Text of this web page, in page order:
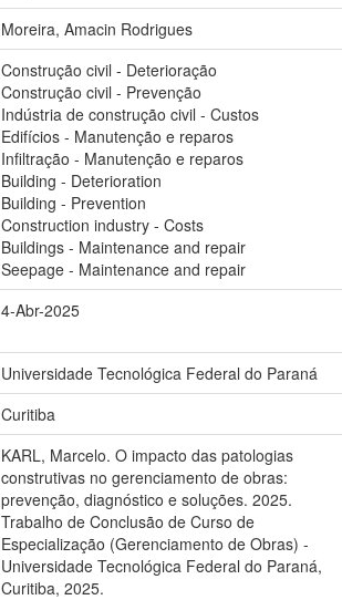
Moreira, Amacin Rodrigues
Construção civil - Deterioração
Construção civil - Prevenção
Indústria de construção civil - Custos
Edifícios - Manutenção e reparos
Infiltração - Manutenção e reparos
Building - Deterioration
Building - Prevention
Construction industry - Costs
Buildings - Maintenance and repair
Seepage - Maintenance and repair
4-Abr-2025
Universidade Tecnológica Federal do Paraná
Curitiba
KARL, Marcelo. O impacto das patologias
construtivas no gerenciamento de obras:
prevenção, diagnóstico e soluções. 2025.
Trabalho de Conclusão de Curso de
Especialização (Gerenciamento de Obras) -
Universidade Tecnológica Federal do Paraná,
Curitiba, 2025.